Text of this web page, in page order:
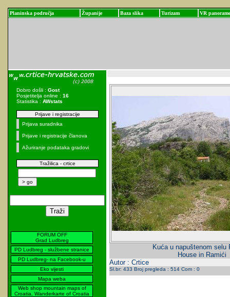
Planinska područja Županije Baza slika Turizam VR panorame
Dobro došli : Gost
Posjetitelja online : 16
Statistika : AWstats
Prijave i registracije
Prijava suradnika
Prijave i registracije članova
Ažuriranje podataka gradovi
Tražilica - crtice
FORUM OFF
Grad Ludbreg
PD Ludbreg - službene stranice
PD Ludbreg- na Facebook-u
Eko vijesti
Mapa weba
Web shop mountain maps of
Croatia, Wanderkarte of Croatia
Kuća u napuštenom selu
House in Ramići
Autor : Crtice
Sl.br: 433 Broj pregleda : 514 Com : 0